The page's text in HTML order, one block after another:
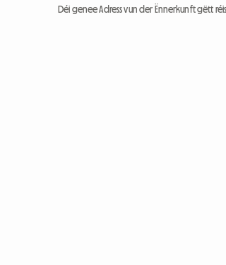
Déi genee Adress vun der Ënnerkunft gëtt